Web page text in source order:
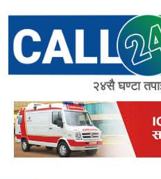
content
२४सै घण्टा